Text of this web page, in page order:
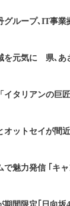
グループ､IT事
を元気に 県､あ
イタリアンの巨
オットセイが間
で魅力発信 ｢キ